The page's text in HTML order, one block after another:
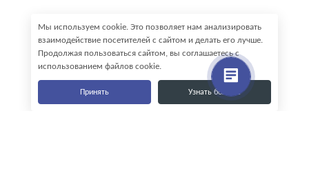
Мы используем cookie. Это позволяет нам анализировать
взаимодействие посетителей с сайтом и делать его лучше.
Продолжая пользоваться сайтом, вы соглашаетесь с
использованием файлов cookie.
Принять Узнать больше